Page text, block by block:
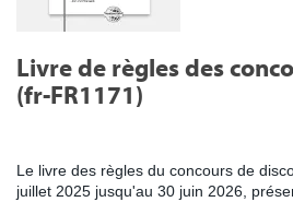
Livre de règles des
(fr-FR1171)
Le livre des règles du concours de
juillet 2025 jusqu'au 30 juin 2026,